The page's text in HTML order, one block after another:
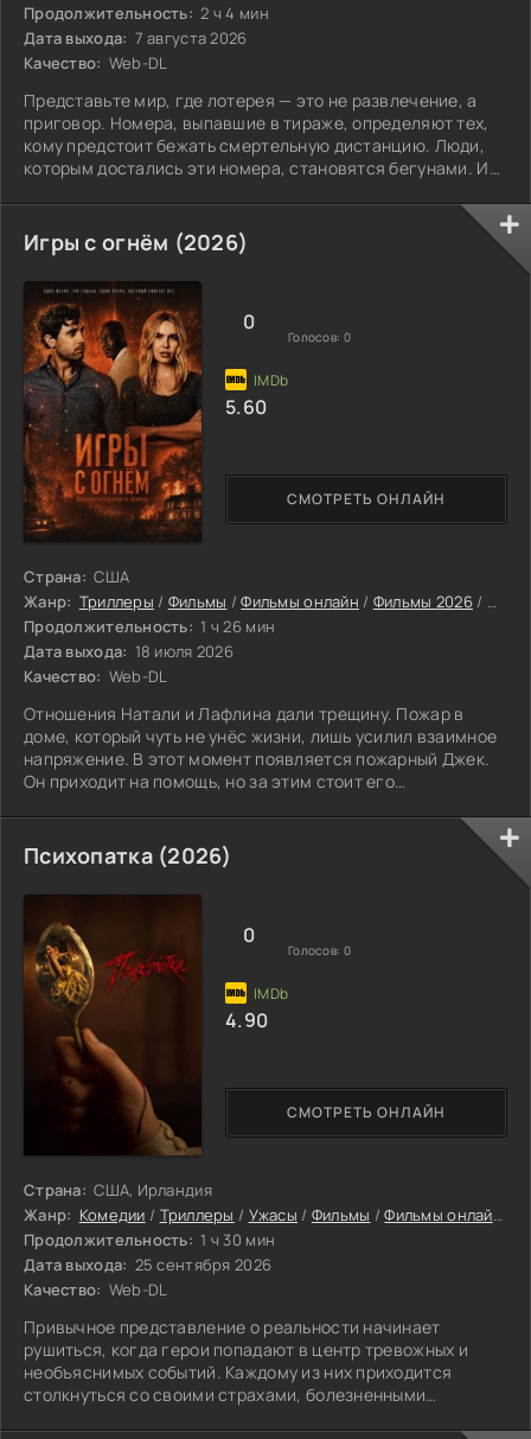
Продолжительность: 2 ч 4 мин
Дата выхода: 7 августа 2026
Качество: Web-DL
Представьте мир, где лотерея — это не развлечение, а
приговор. Номера, выпавшие в тираже, определяют тех,
кому предстоит бежать смертельную дистанцию. Люди,
которым достались эти номера, становятся бегунами. Их
Игры с огнём (2026)
Страна: США
Жанр: Триллеры / Фильмы /Фильмы онлайн / Фильмы 2026/
Продолжительность: 1 ч 26 мин
Дата выхода: 18 июля 2026
Качество: Web-DL
Отношения Натали и Лафлина дали трещину. Пожар в
доме, который чуть не унёс жизни, лишь усилил взаимное
напряжение. В этот момент появляется пожарный Джек.
Он приходит на помощь, но за этим стоит его
ценой. Он начинает хитро влиять на пару: подогревает
недоверие, заставляет их сомневаться друг в друге.
Лафлин отчаянно пытается спасти брак, а Джек тем
временем всё сильнее проникает в их пространство.
Смогут ли Натали и её муж вовремя разглядеть,
СМОТРЕТЬ ОНЛАЙН
0
Голосов: 0
5.60
Психопатка (2026)
Страна: США, Ирландия
Жанр: Комедии / Триллеры / Ужасы / Фильмы /Фильмы онлайн
Продолжительность: 1 ч 30 мин
Дата выхода: 25 сентября 2026
Качество: Web-DL
Привычное представление о реальности начинает
рушиться, когда герои попадают в центр тревожных и
необъяснимых событий. Каждому из них приходится
столкнуться со своими страхами, болезненными
СМОТРЕТЬ ОНЛАЙН
0
Голосов: 0
4.90